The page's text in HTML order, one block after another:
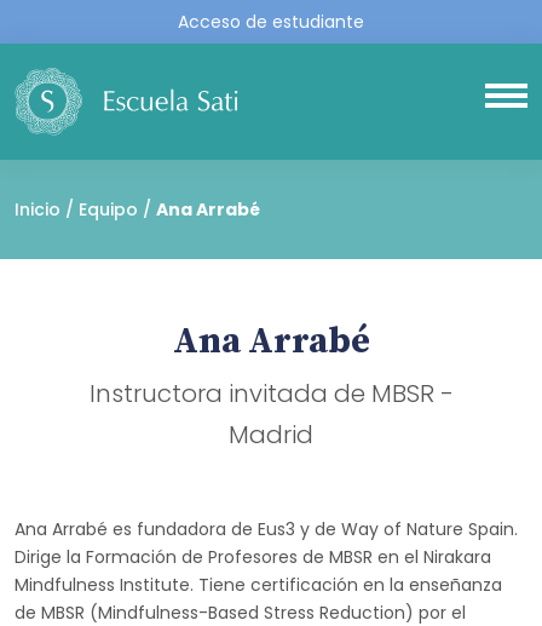
Acceso de estudiante
Inicio Equipo Ana Arrabé
Ana Arrabé
Instructora invitada de MBSR -
Madrid
Ana Arrabé es fundadora de Eus3 y de Way of Nature Spain.
Dirige la Formación de Profesores de MBSR en el Nirakara
Mindfulness Institute. Tiene certificación en la enseñanza
de MBSR (Mindfulness-Based Stress Reduction) por el